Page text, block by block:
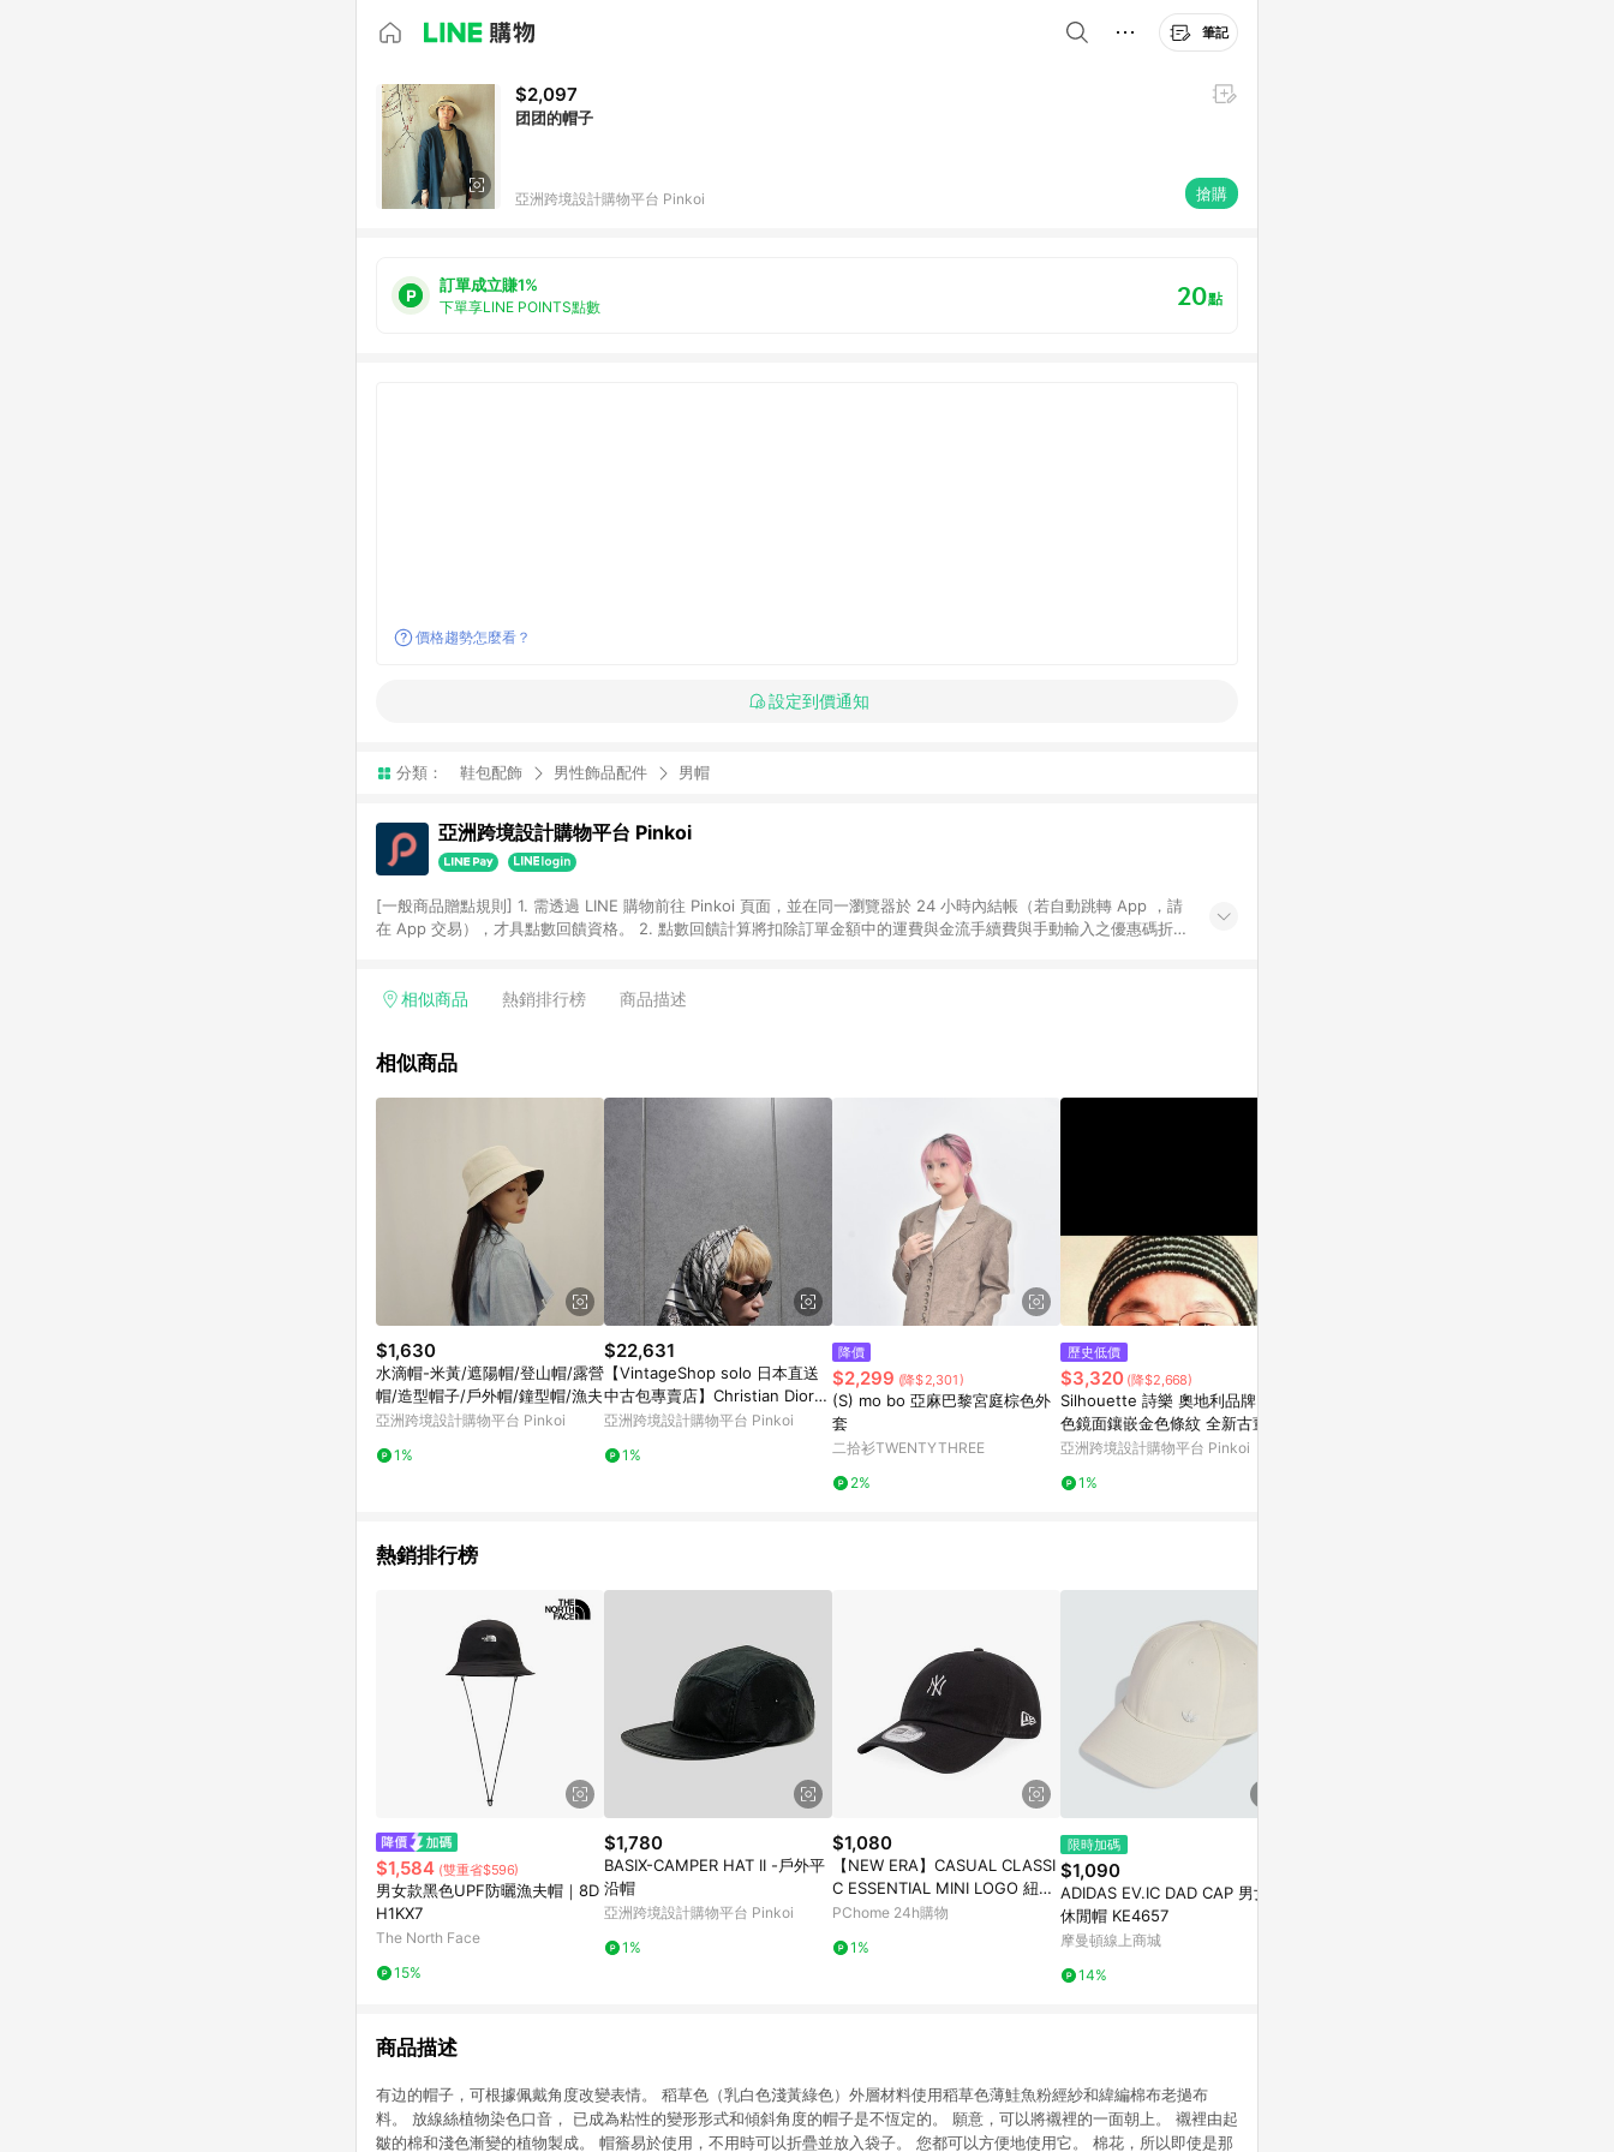
筆記
$2,097
团团的帽子
亞洲跨境設計購物平台 Pinkoi 搶購
訂單成立賺1%
下單享LINE POINTS點數 20點
價格趨勢怎麼看？
設定到價通知
分類： 鞋包配飾 男性飾品配件 男帽
亞洲跨境設計購物平台 Pinkoi
[一般商品贈點規則] 1. 需透過 LINE 購物前往 Pinkoi 頁面，並在同一瀏覽器於 24 小時內結帳（若自動跳轉 App ，請
在 App 交易），才具點數回饋資格。 2. 點數回饋計算將扣除訂單金額中的運費與金流手續費與手動輸入之優惠碼折
格，部分退款不在此限。 6. APP 請更新至Android v4.6.0 / iOS v4.1.5 以上才具贈點資格。 7. 點數將於出貨後 45 天
使用規則請以點數紅包活動說明為準。 11. 若於 LINE 購物前往 Pinkoi 頁面後才首次下載 Pinkoi APP 並完成訂單，不
相似商品 熱銷排行榜 商品描述
相似商品
$1,630
水滴帽-米黃/遮陽帽/登山帽/露營
帽/造型帽子/戶外帽/鐘型帽/漁夫
亞洲跨境設計購物平台 Pinkoi
1%
$22,631
【VintageShop solo 日本直送
中古包專賣店】Christian Dior
絲巾 黑×白 30 Montaigne 10
亞洲跨境設計購物平台 Pinkoi
1%
降價
$2,299 (降$2,301)
(S) mo bo 亞麻巴黎宮庭棕色外
套
二拾衫TWENTYTHREE
2%
歷史低價
$3,320 (降$2,668)
Silhouette 詩樂 奧地利品牌 銀
色鏡面鑲嵌金色條紋 全新古董眼
鏡
亞洲跨境設計購物平台 Pinkoi
1%
熱銷排行榜
$1,584 (雙重省$596)
男女款黑色UPF防曬漁夫帽｜8D
H1KX7
The North Face
15%
$1,780
BASIX-CAMPER HAT II -戶外平
沿帽
亞洲跨境設計購物平台 Pinkoi
1%
$1,080
【NEW ERA】CASUAL CLASSI
C ESSENTIAL MINI LOGO 紐約
洋基 黑-NE12324429
PChome 24h購物
1%
限時加碼
$1,090
ADIDAS EV.IC DAD CAP 男女
休閒帽 KE4657
摩曼頓線上商城
14%
商品描述
有边的帽子，可根據佩戴角度改變表情。 稻草色（乳白色淺黃綠色）外層材料使用稻草色薄鮭魚粉經紗和緯編棉布老撾布
料。 放線絲植物染色口音， 已成為粘性的變形形式和傾斜角度的帽子是不恆定的。 願意，可以將襯裡的一面朝上。 襯裡由起
皺的棉和淺色漸變的植物製成。 帽簷易於使用，不用時可以折疊並放入袋子。 您都可以方便地使用它。 棉花，所以即使是那